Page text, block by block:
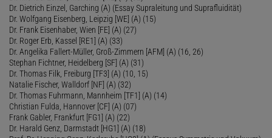
Dr. Dietrich Einzel, Garching (A) (Essay Supraleitung und Suprafluidität)
Dr. Wolfgang Eisenberg, Leipzig [WE] (A) (15)
Dr. Frank Eisenhaber, Wien [FE] (A) (27)
Dr. Roger Erb, Kassel [RE1] (A) (33)
Dr. Angelika Fallert-Müller, Groß-Zimmern [AFM] (A) (16, 26)
Stephan Fichtner, Heidelberg [SF] (A) (31)
Dr. Thomas Filk, Freiburg [TF3] (A) (10, 15)
Natalie Fischer, Walldorf [NF] (A) (32)
Dr. Thomas Fuhrmann, Mannheim [TF1] (A) (14)
Christian Fulda, Hannover [CF] (A) (07)
Frank Gabler, Frankfurt [FG1] (A) (22)
Dr. Harald Genz, Darmstadt [HG1] (A) (18)